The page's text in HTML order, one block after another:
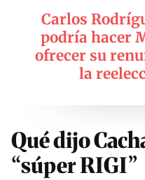
Carlos
podría hacer
ofrecer su
la
Qué dijo
“súper RIGI”